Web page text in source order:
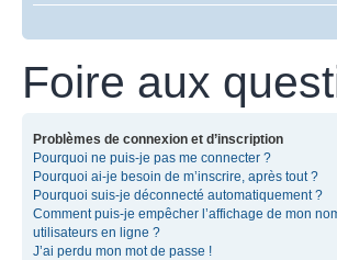
Foire aux
Problèmes de connexion et d’inscription
Pourquoi ne puis-je pas me connecter ?
Pourquoi ai-je besoin de m’inscrire, après tout ?
Pourquoi suis-je déconnecté automatiquement ?
Comment puis-je empêcher l’affichage de mon
utilisateurs en ligne ?
J’ai perdu mon mot de passe !